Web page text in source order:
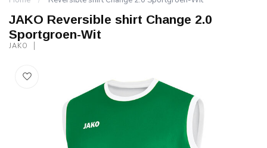
JAKO Reversible shirt Change 2.0
Sportgroen-Wit
JAKO